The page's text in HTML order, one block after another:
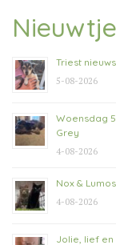
Triest
5-08-2026
Woensdag
Grey
4-08-2026
Nox &
4-08-2026
Jolie, lief